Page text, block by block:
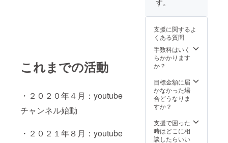
これまでの活動
・２０２０年４月：youtube
チャンネル始動
・２０２１年８月：youtube
ただきます。 名
前は備考欄のほ
うに希望される
名前を記載して
いただきますよ
うお願いいたし
ます。
支援に関するよ
くある質問
手数料はいく
らかかります
か？
目標金額に届
かなかった場
合どうなりま
すか？
支援で困った
時はどこに相
談したらいい